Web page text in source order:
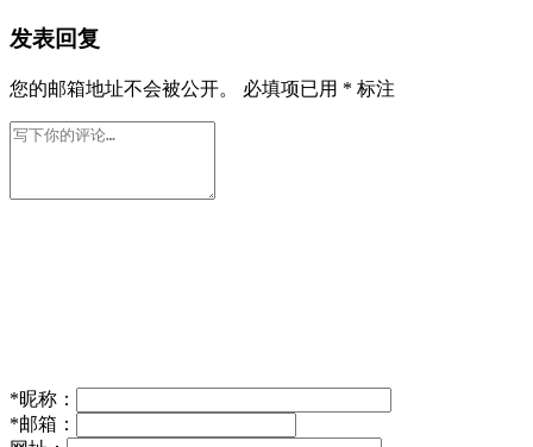
发表回复
您的邮箱地址不会被公开。 必填项已用 * 标注
*昵称：
*邮箱：